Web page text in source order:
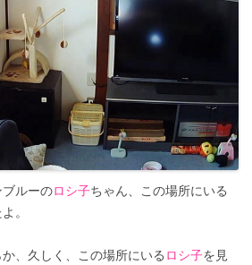
ルーのロシ子ちゃん、この場所にいる
。
、久しく、この場所にいる ロシ子を見